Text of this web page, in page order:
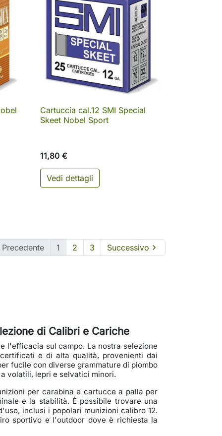
 Anteprima
Cartuccia cal.12 SMI Special
Skeet Nobel Sport
11,80 €
Vedi dettagli
Precedente 1 2 3 Successivo 
di Calibri e Cariche
l'efficacia sul campo. La nostra selezione
e di alta qualità, provenienti dai
fucile con diverse grammature di piombo
volatili, lepri e selvatici minori.
per carabina e cartucce a palla per
e la stabilità. È possibile trovare una
inclusi i popolari munizioni calibro 12.
sportivo e l'outdoor dove è richiesta la